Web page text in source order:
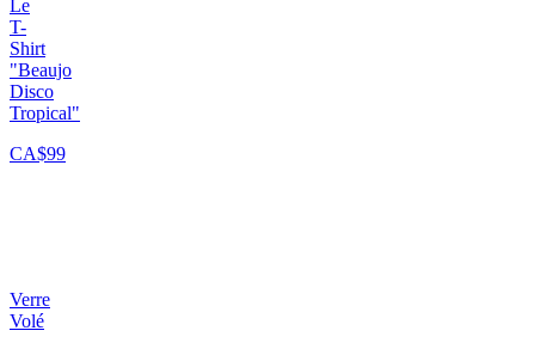
Le
T-
Shirt
"Beaujo
Disco
Tropical"
CA$99
Verre
Volé